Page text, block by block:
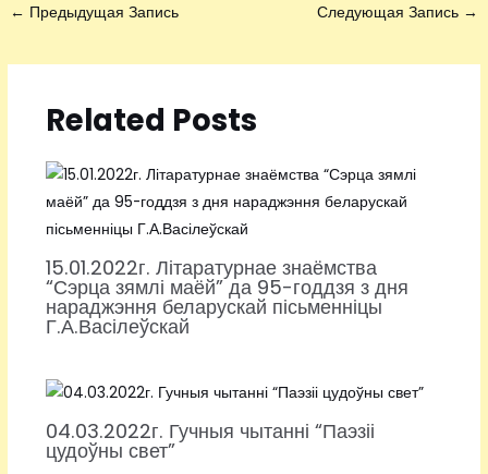
← Предыдущая Запись Следующая Запись →
Related Posts
15.01.2022г. Літаратурнае знаёмства
“Сэрца зямлі маёй” да 95-годдзя з дня
нараджэння беларускай пісьменніцы
Г.А.Васілеўскай
04.03.2022г. Гучныя чытанні “Паэзіі
цудоўны свет”